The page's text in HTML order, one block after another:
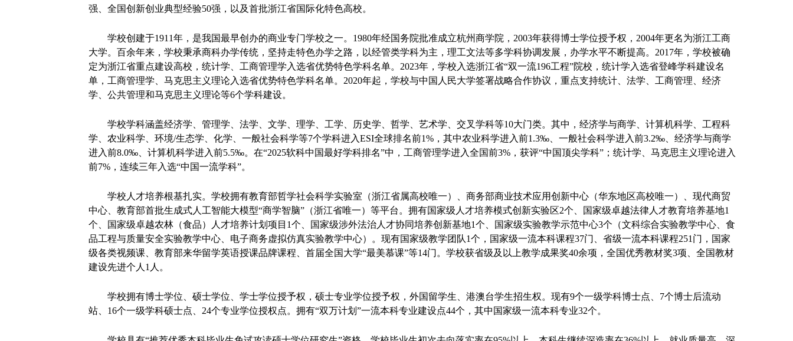
强、全国创新创业典型经验50强，以及首批浙江省国际化特色高校。
学校创建于1911年，是我国最早创办的商业专门学校之一。1980年经国务院批准成立杭州商学院，2003年获得博士学位授予权，2004年更名为浙江工商
大学。百余年来，学校秉承商科办学传统，坚持走特色办学之路，以经管类学科为主，理工文法等多学科协调发展，办学水平不断提高。2017年，学校被确
定为浙江省重点建设高校，统计学、工商管理学入选省优势特色学科名单。2023年，学校入选浙江省“双一流196工程”院校，统计学入选省登峰学科建设名
单，工商管理学、马克思主义理论入选省优势特色学科名单。2020年起，学校与中国人民大学签署战略合作协议，重点支持统计、法学、工商管理、经济
学、公共管理和马克思主义理论等6个学科建设。
学校学科涵盖经济学、管理学、法学、文学、理学、工学、历史学、哲学、艺术学、交叉学科等10大门类。其中，经济学与商学、计算机科学、工程科
学、农业科学、环境/生态学、化学、一般社会科学等7个学科进入ESI全球排名前1%，其中农业科学进入前1.3‰、一般社会科学进入前3.2‰、经济学与商学
进入前8.0‰、计算机科学进入前5.5‰。在“2025软科中国最好学科排名”中，工商管理学进入全国前3%，获评“中国顶尖学科”；统计学、马克思主义理论进入
前7%，连续三年入选“中国一流学科”。
学校人才培养根基扎实。学校拥有教育部哲学社会科学实验室（浙江省属高校唯一）、商务部商业技术应用创新中心（华东地区高校唯一）、现代商贸
中心、教育部首批生成式人工智能大模型“商学智脑”（浙江省唯一）等平台。拥有国家级人才培养模式创新实验区2个、国家级卓越法律人才教育培养基地1
个、国家级卓越农林（食品）人才培养计划项目1个、国家级涉外法治人才协同培养创新基地1个、国家级实验教学示范中心3个（文科综合实验教学中心、食
品工程与质量安全实验教学中心、电子商务虚拟仿真实验教学中心）。现有国家级教学团队1个，国家级一流本科课程37门、省级一流本科课程251门，国家
级各类视频课、教育部来华留学英语授课品牌课程、首届全国大学“最美慕课”等14门。学校获省级及以上教学成果奖40余项，全国优秀教材奖3项、全国教材
建设先进个人1人。
学校拥有博士学位、硕士学位、学士学位授予权，硕士专业学位授予权，外国留学生、港澳台学生招生权。现有9个一级学科博士点、7个博士后流动
站、16个一级学科硕士点、24个专业学位授权点。拥有“双万计划”一流本科专业建设点44个，其中国家级一流本科专业32个。